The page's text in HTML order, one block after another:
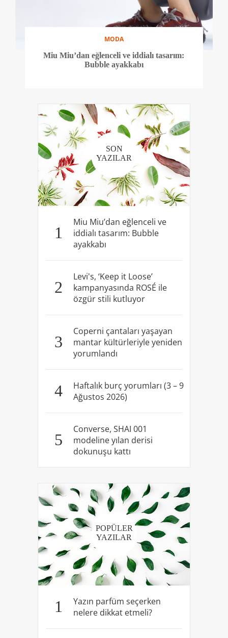
MODA
Miu Miu’dan eğlenceli ve iddialı tasarım:
Bubble ayakkabı
SON
YAZILAR
1
Miu Miu’dan eğlenceli ve
iddialı tasarım: Bubble
ayakkabı
2
Levi's, ‘Keep it Loose’
kampanyasında ROSÉ ile
özgür stili kutluyor
3
Coperni çantaları yaşayan
mantar kültürleriyle yeniden
yorumlandı
4
Haftalık burç yorumları (3 – 9
Ağustos 2026)
5
Converse, SHAI 001
modeline yılan derisi
dokunuşu kattı
POPÜLER
YAZILAR
1
Yazın parfüm seçerken
nelere dikkat etmeli?